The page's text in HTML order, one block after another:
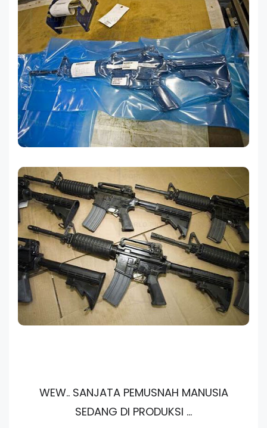
WEW.. SANJATA PEMUSNAH MANUSIA
SEDANG DI PRODUKSI ...